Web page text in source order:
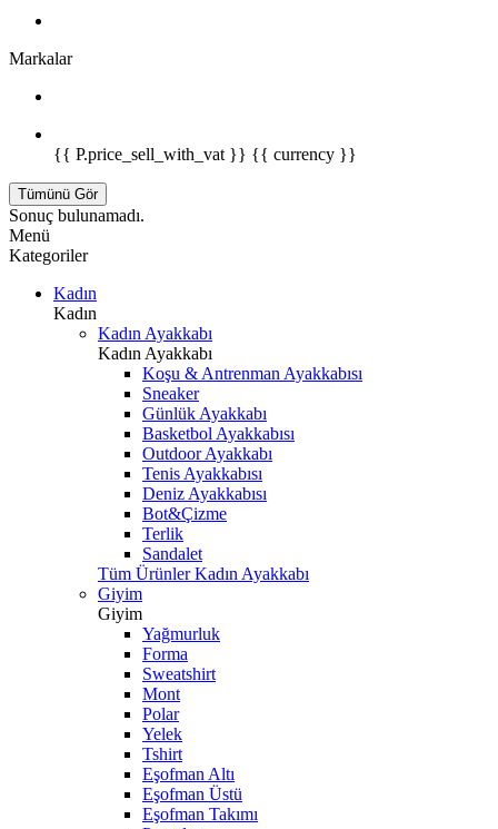
Markalar
{{ P.price_sell_with_vat }} {{ currency }}
Tümünü Gör
Sonuç bulunamadı.
Menü
Kategoriler
Kadın
Kadın
Kadın Ayakkabı
Kadın Ayakkabı
Koşu & Antrenman Ayakkabısı
Sneaker
Günlük Ayakkabı
Basketbol Ayakkabısı
Outdoor Ayakkabı
Tenis Ayakkabısı
Deniz Ayakkabısı
Bot&Çizme
Terlik
Sandalet
Tüm Ürünler Kadın Ayakkabı
Giyim
Giyim
Yağmurluk
Forma
Sweatshirt
Mont
Polar
Yelek
Tshirt
Eşofman Altı
Eşofman Üstü
Eşofman Takımı